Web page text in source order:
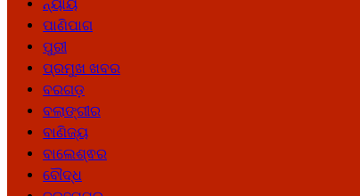
ନ୍ୟାୟ
ପାଣିପାଗ
ପୁରୀ
ପ୍ରମୁଖ ଖବର
ବରଗଡ଼
ବଲାଙ୍ଗୀର
ବାଣିଜ୍ୟ
ବାଲେଶ୍ଵର
ବୌଦ୍ଧ